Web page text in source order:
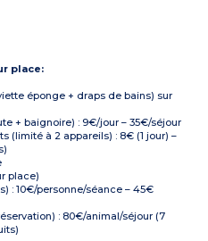
place:
éponge + draps de bains) sur
+ baignoire) : 9€/jour – 35€/séjour
(limité à 2 appareils) : 8€ (1 jour) –
place)
: 10€/personne/séance – 45€
: 80€/animal/séjour (7